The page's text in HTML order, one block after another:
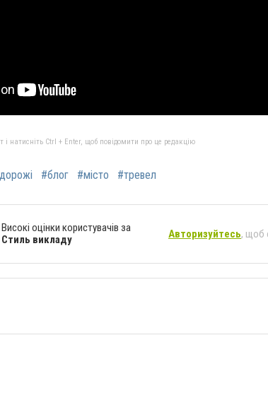
натисніть Ctrl + Enter, щоб повідомити про це редакцію
#блог #місто #тревел
Високі оцінки користувачів за
Стиль викладу
Авторизуйтесь, щоб